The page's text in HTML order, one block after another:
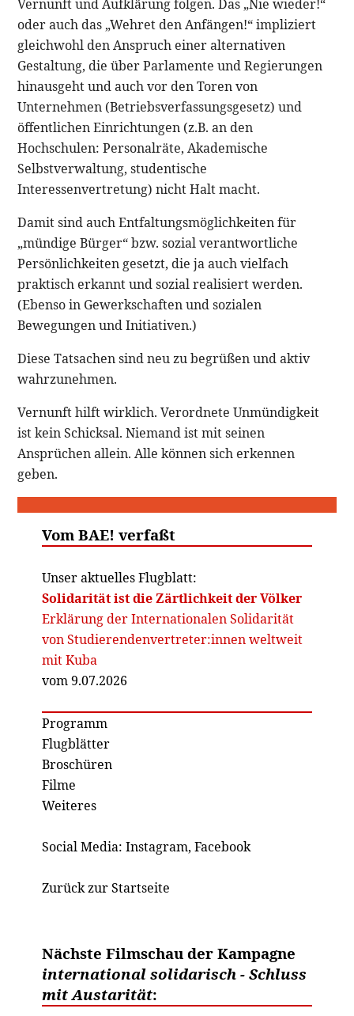
Vernunft und Aufklärung folgen. Das „Nie wieder!“
oder auch das „Wehret den Anfängen!“ impliziert
gleichwohl den Anspruch einer alternativen
Gestaltung, die über Parlamente und Regierungen
hinausgeht und auch vor den Toren von
Unternehmen (Betriebsverfassungsgesetz) und
öffentlichen Einrichtungen (z.B. an den
Hochschulen: Personalräte, Akademische
Selbstverwaltung, studentische
Interessenvertretung) nicht Halt macht.
Damit sind auch Entfaltungsmöglichkeiten für
„mündige Bürger“ bzw. sozial verantwortliche
Persönlichkeiten gesetzt, die ja auch vielfach
praktisch erkannt und sozial realisiert werden.
(Ebenso in Gewerkschaften und sozialen
Bewegungen und Initiativen.)
Diese Tatsachen sind neu zu begrüßen und aktiv
wahrzunehmen.
Vernunft hilft wirklich. Verordnete Unmündigkeit
ist kein Schicksal. Niemand ist mit seinen
Ansprüchen allein. Alle können sich erkennen
geben.
Vom BAE! verfaßt
Unser aktuelles Flugblatt:
Solidarität ist die Zärtlichkeit der Völker
Erklärung der Internationalen Solidarität
von Studierendenvertreter:innen weltweit
mit Kuba
vom 9.07.2026
Programm
Flugblätter
Broschüren
Filme
Weiteres
Social Media: Instagram, Facebook
Zurück zur Startseite
Nächste Filmschau der Kampagne
international solidarisch - Schluss
mit Austarität: